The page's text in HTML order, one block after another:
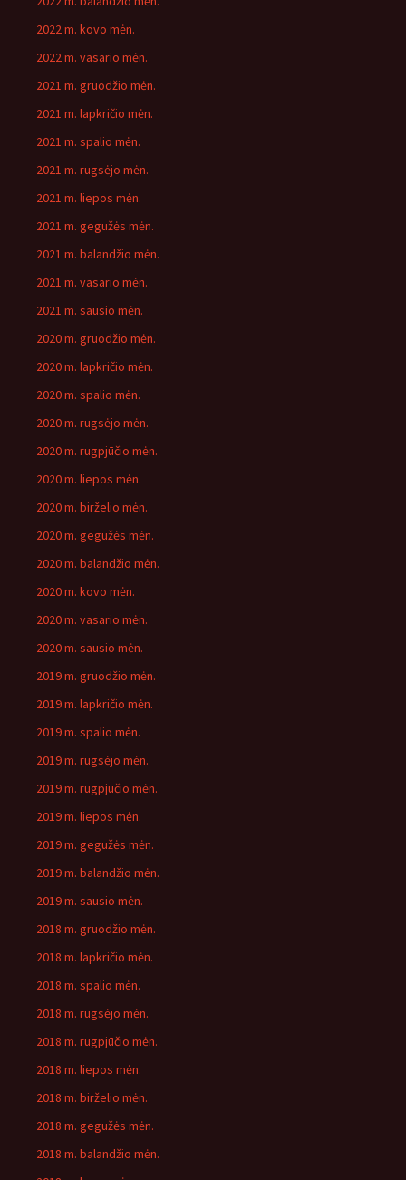
2022 m. kovo mėn.
2022 m. vasario mėn.
2021 m. gruodžio mėn.
2021 m. lapkričio mėn.
2021 m. spalio mėn.
2021 m. rugsėjo mėn.
2021 m. liepos mėn.
2021 m. gegužės mėn.
2021 m. balandžio mėn.
2021 m. vasario mėn.
2021 m. sausio mėn.
2020 m. gruodžio mėn.
2020 m. lapkričio mėn.
2020 m. spalio mėn.
2020 m. rugsėjo mėn.
2020 m. rugpjūčio mėn.
2020 m. liepos mėn.
2020 m. birželio mėn.
2020 m. gegužės mėn.
2020 m. balandžio mėn.
2020 m. kovo mėn.
2020 m. vasario mėn.
2020 m. sausio mėn.
2019 m. gruodžio mėn.
2019 m. lapkričio mėn.
2019 m. spalio mėn.
2019 m. rugsėjo mėn.
2019 m. rugpjūčio mėn.
2019 m. liepos mėn.
2019 m. gegužės mėn.
2019 m. balandžio mėn.
2019 m. sausio mėn.
2018 m. gruodžio mėn.
2018 m. lapkričio mėn.
2018 m. spalio mėn.
2018 m. rugsėjo mėn.
2018 m. rugpjūčio mėn.
2018 m. liepos mėn.
2018 m. birželio mėn.
2018 m. gegužės mėn.
2018 m. balandžio mėn.